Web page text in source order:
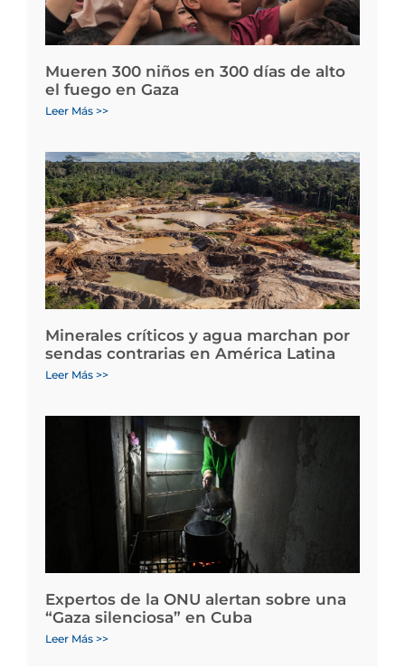
Mueren 300 niños en 300 días de alto
el fuego en Gaza
Leer Más >>
Minerales críticos y agua marchan por
sendas contrarias en América Latina
Leer Más >>
Expertos de la ONU alertan sobre una
“Gaza silenciosa” en Cuba
Leer Más >>